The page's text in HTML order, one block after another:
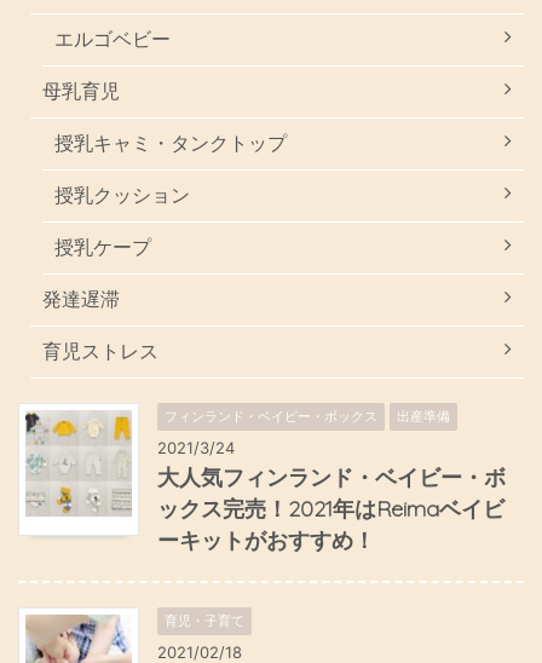
エルゴベビー
母乳育児
授乳キャミ・タンクトップ
授乳クッション
授乳ケープ
発達遅滞
育児ストレス
フィンランド・ベイビー・ボックス 出産準備
2021/3/24
大人気フィンランド・ベイビー・ボ
ックス完売！2021年はReimaベイビ
ーキットがおすすめ！
育児・子育て
2021/02/18